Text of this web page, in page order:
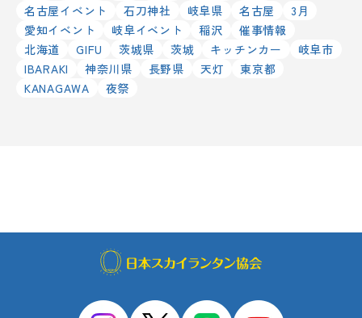
名古屋イベント
石刀神社 岐阜県 名古屋
3月
愛知イベント
岐阜イベント 稲沢
催事情報
北海道
GIFU 茨城県 茨城 キッチンカー
岐阜市
IBARAKI
神奈川県 長野県 天灯
東京都
KANAGAWA
夜祭